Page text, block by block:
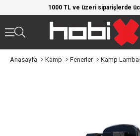
1000 TL ve üzeri siparişlerde
Anasayfa Kamp Fenerler Kamp